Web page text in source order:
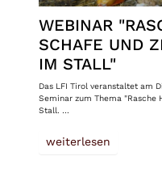
WEBINAR
SCHAFE UND
IM STALL"
Das LFI Tirol veranstaltet am
Seminar zum Thema
Stall. …
weiterlesen